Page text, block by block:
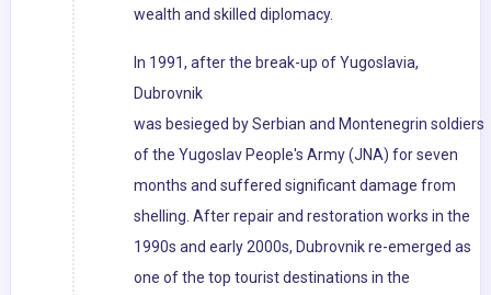
wealth and skilled diplomacy.
In 1991, after the break-up of Yugoslavia,
Dubrovnik
was besieged by Serbian and Montenegrin soldiers
of the Yugoslav People's Army (JNA) for seven
months and suffered significant damage from
shelling. After repair and restoration works in the
1990s and early 2000s, Dubrovnik re-emerged as
one of the top tourist destinations in the